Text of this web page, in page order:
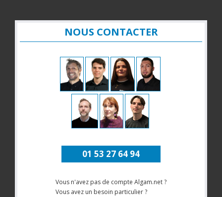
NOUS CONTACTER
01 53 27 64 94
Vous n'avez pas de compte Algam.net ?
Vous avez un besoin particulier ?